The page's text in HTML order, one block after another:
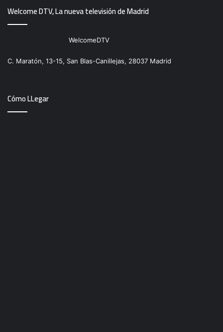
Welcome DTV, La nueva televisión de Madrid
WelcomeDTV
C. Maratón, 13-15, San Blas-Canillejas, 28037 Madrid
Cómo LLegar